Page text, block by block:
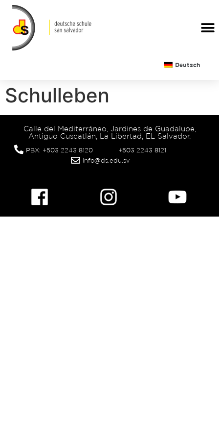
Deutsch
Schulleben
Calle del Mediterráneo, Jardines de Guadalupe,
Antiguo Cuscatlán, La Libertad, EL Salvador.
PBX: +503 2243 8120
+503 2243 8121
info@ds.edu.sv